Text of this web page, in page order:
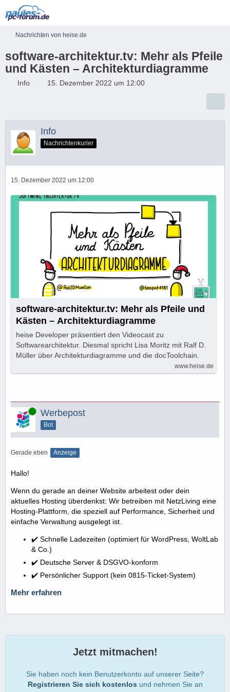
Nachrichten von heise.de
software-architektur.tv: Mehr als Pfeile
und Kästen – Architekturdiagramme
Info 15. Dezember 2022 um 12:00
Info
Nachrichtenkurier
15. Dezember 2022 um 12:00
software-architektur.tv: Mehr als Pfeile und
Kästen – Architekturdiagramme
heise Developer präsentiert den Videocast zu
Softwarearchitektur. Diesmal spricht Lisa Moritz mit Ralf D.
Müller über Architekturdiagramme und die docToolchain.
www.heise.de
Online Werbepost
Bot
Gerade eben Anzeige
Hallo!
Wenn du gerade an deiner Website arbeitest oder dein
aktuelles Hosting überdenkst: Wir betreiben mit NetzLiving eine
Hosting-Plattform, die speziell auf Performance, Sicherheit und
einfache Verwaltung ausgelegt ist.
✔️ Schnelle Ladezeiten (optimiert für WordPress, WoltLab
& Co.)
✔️ Deutsche Server & DSGVO-konform
✔️ Persönlicher Support (kein 0815-Ticket-System)
Mehr erfahren
Jetzt mitmachen!
Sie haben noch kein Benutzerkonto auf unserer Seite?
Registrieren Sie sich kostenlos und nehmen Sie an